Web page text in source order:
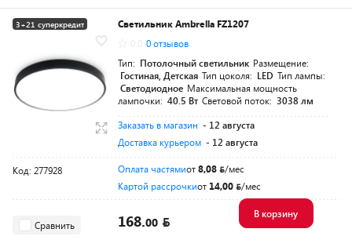
3+21 суперкредит
Светильник Ambrella FZ1207
0 отзывов
Тип: Потолочный светильник Размещение:
Гостиная, Детская Тип цоколя: LED Тип лампы:
Светодиодное Максимальная мощность
лампочки: 40.5 Вт Световой поток: 3038 лм
Заказать в магазин - 12 августа
Доставка курьером - 12 августа
Код: 277928 Оплата частямиот8,08
/мес
Картой рассрочкиот 14,00 /мес
Сравнить 168.00
В корзину